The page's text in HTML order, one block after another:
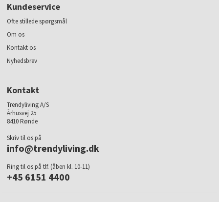
Kundeservice
Ofte stillede spørgsmål
Om os
Kontakt os
Nyhedsbrev
Kontakt
Trendyliving A/S
Århusvej 25
8410 Rønde
Skriv til os på
info@trendyliving.dk
Ring til os på tlf. (åben kl. 10-11)
+45 6151 4400